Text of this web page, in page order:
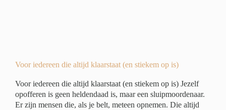
Voor iedereen die altijd klaarstaat (en stiekem op is)
Voor iedereen die altijd klaarstaat (en stiekem op is) Jezelf
opofferen is geen heldendaad is, maar een sluipmoordenaar.
Er zijn mensen die, als je belt, meteen opnemen. Die altijd